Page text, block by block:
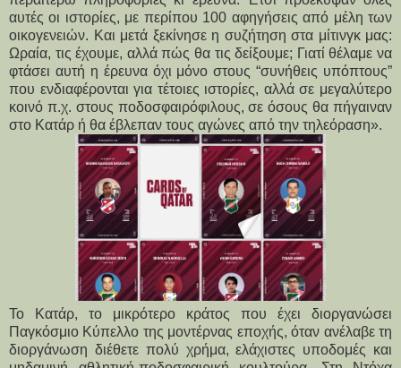
αυτές οι ιστορίες, με περίπου 100 αφηγήσεις από μέλη των
οικογενειών. Και μετά ξεκίνησε η συζήτηση στα μίτινγκ μας:
Ωραία, τις έχουμε, αλλά πώς θα τις δείξουμε; Γιατί θέλαμε να
φτάσει αυτή η έρευνα όχι μόνο στους “συνήθεις υπόπτους”
που ενδιαφέρονται για τέτοιες ιστορίες, αλλά σε μεγαλύτερο
κοινό π.χ. στους ποδοσφαιρόφιλους, σε όσους θα πήγαιναν
στο Κατάρ ή θα έβλεπαν τους αγώνες από την τηλεόραση».
Το Κατάρ, το μικρότερο κράτος που έχει διοργανώσει
Παγκόσμιο Κύπελλο της μοντέρνας εποχής, όταν ανέλαβε τη
διοργάνωση διέθετε πολύ χρήμα, ελάχιστες υποδομές και